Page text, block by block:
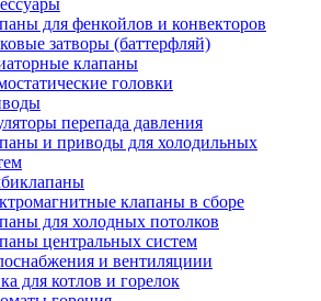
для фенкойлов и конвекторов
затворы (баттерфляй)
клапаны
головки
перепада давления
и приводы для холодильных
клапаны в сборе
для холодных потолков
центральных систем
и вентиляциии
для котлов и горелок